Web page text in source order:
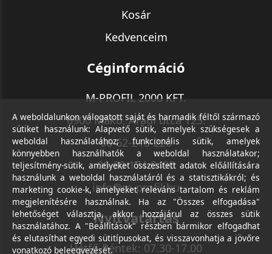
Kosár
Kedvenceim
Céginformáció
M-PROFIL 2000 KFT.
6900 Makó, Aradi utca 125.
06-62-213-220
06-30-174-9490
info@m-profil.hu
Nyitvatartás
Hétfő-Péntek: 07.30-17.00
A weboldalunkon válogatott saját és harmadik féltől származó
sütiket használunk: Alapvető sütik, amelyek szükségesek a
weboldal használatához; funkcionális sütik, amelyek
könnyebben használhatók a weboldal használatakor;
teljesítmény-sütik, amelyeket összesített adatok előállítására
használunk a weboldal használatáról és a statisztikákról; és
marketing cookie-k, amelyeket releváns tartalom és reklám
megjelenítésére használnak. Ha az "Összes elfogadása"
lehetőséget választja, akkor hozzájárul az összes sütik
használatához. A "Beállítások" részben bármikor elfogadhat
és elutasíthat egyedi sütitípusokat, és visszavonhatja a jövőre
vonatkozó beleegyezését.